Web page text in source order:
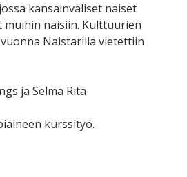
kansainväliset naiset
muihin naisiin. Kulttuurien
Naistarilla vietettiin
ja Selma Rita
kurssityö.